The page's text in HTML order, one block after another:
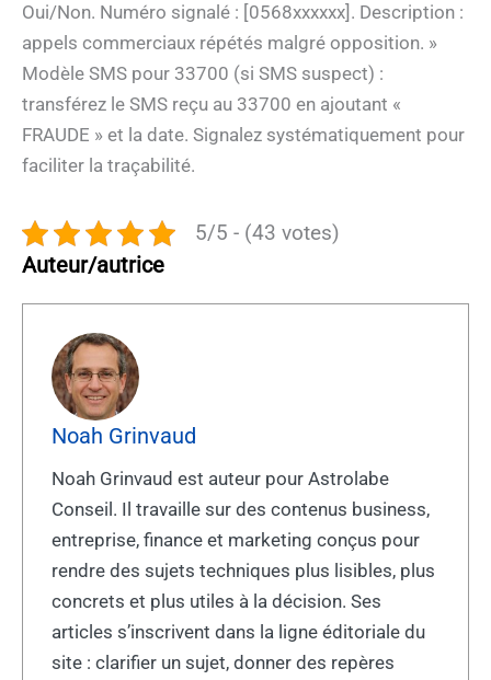
Oui/Non. Numéro signalé : [0568xxxxxx]. Description :
appels commerciaux répétés malgré opposition. »
Modèle SMS pour 33700 (si SMS suspect) :
transférez le SMS reçu au 33700 en ajoutant «
FRAUDE » et la date. Signalez systématiquement pour
faciliter la traçabilité.
5/5 - (43 votes)
Auteur/autrice
Noah Grinvaud
Noah Grinvaud est auteur pour Astrolabe
Conseil. Il travaille sur des contenus business,
entreprise, finance et marketing conçus pour
rendre des sujets techniques plus lisibles, plus
concrets et plus utiles à la décision. Ses
articles s’inscrivent dans la ligne éditoriale du
site : clarifier un sujet, donner des repères